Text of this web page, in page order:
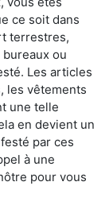
ce soit dans
terrestres,
ou
Les articles
les vêtements
une telle
en devient un
par ces
à une
pour vous